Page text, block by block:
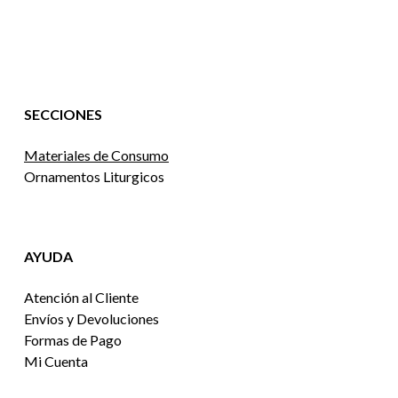
SECCIONES
Materiales de Consumo
Ornamentos Liturgicos
AYUDA
Atención al Cliente
Envíos y Devoluciones
Formas de Pago
Mi Cuenta